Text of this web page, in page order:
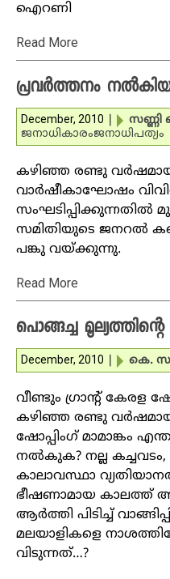
ഐറണി
Read More
പ്രവര്‍ത്തനം
December, 2010
ജനാധികാരംജനാധിപത്യം
കഴിഞ്ഞ രണ്ടു
വാര്‍ഷീകാഘോഷം
സമിതിയുടെ ജനറല്‍
പങ്കു വയ്ക്കുന്നു.
Read More
പൊങ്ങച്ച
December, 2010 കെ.
വീണ്ടും ഗ്രാന്റ് കേരള
കഴിഞ്ഞ രണ്ടു
ഷോപ്പിംഗ് മാമാങ്കം
നല്‍കുക? നല്ല കച്ചവടം,
കാലാവസ്ഥാ
ഭീഷണാമായ കാലത്ത്
ആര്‍ത്തി പിടിച്ച്
മലയാളികളെ
വിടുന്നത്…?